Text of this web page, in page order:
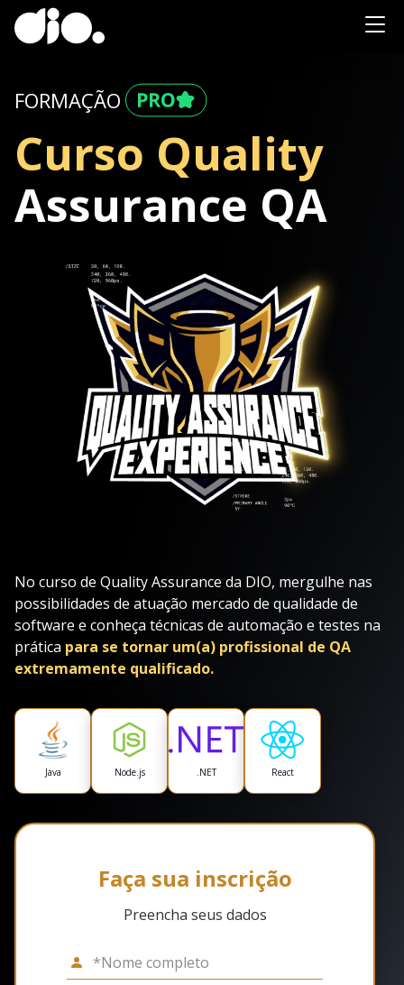
FORMAÇÃO
Curso Quality
Assurance QA
No curso de Quality Assurance da DIO, mergulhe nas
possibilidades de atuação mercado de qualidade de
software e conheça técnicas de automação e testes na
prática para se tornar um(a) profissional de QA
extremamente qualificado.
Java Node.js .NET React
Faça sua inscrição
Preencha seus dados